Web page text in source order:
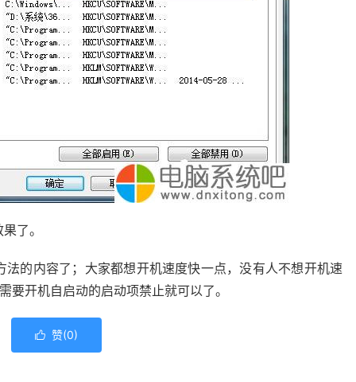
了。
的内容了；大家都想开机速度快一点，没有人不想开机速
要开机自启动的启动项禁止就可以了。
 赞(0)